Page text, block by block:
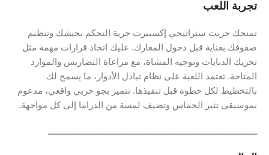
تجربة اللعب
تمنحك جريت ستراتيجي إكسبيرت حرية التحكم بجيشك وتنظيم
صفوفك بعناية قبل دخول المعارك. عليك اتخاذ قرارات مهمة مثل
تحريك الدبابات وتوجيه المشاة، مع مراعاة التضاريس والموارد
المتاحة. تعتمد اللعبة على نظام تبادل الأدوار، ما يسمح لك
بالتخطيط لكل خطوة قبل تنفيذها. تتميز بجو حربي واقعي، مدعوم
بموسيقى تثير الحماس وتضيف لمسة من الدراما إلى كل مواجهة.
ـــــــــــــــــــــــــــــــــــــــــــــــــــــــــــــــــــــــــــــــــــــــ